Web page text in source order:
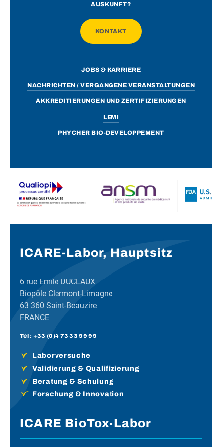
AUSKUNFT?
KONTAKT
JOBS & KARRIERE
NACHRICHTEN / VERGANGENE VERANSTALTUNGEN
AKKREDITIERUNGEN UND ZERTIFIZIERUNGEN
LEMI
PHYCHER BIO-DEVELOPPEMENT
ICARE-Labor, Hauptsitz
6 rue Emile DUCLAUX
Biopôle Clermont-Limagne
63 360 Saint-Beauzire
FRANCE
Tél : +33 (0)4 73 33 99 99
Laborversuche
Validierung & Qualifizierung
Beratung & Schulung
Forschung & Innovation
ICARE BioTox-Labor